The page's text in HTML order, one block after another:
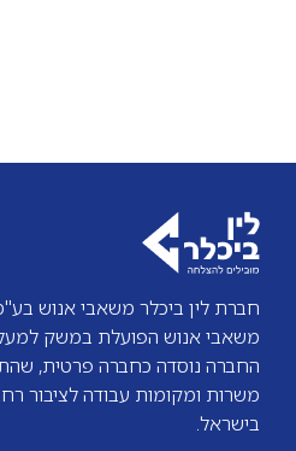
חברת לין ביכלר משאבי אנוש
משאבי אנוש הפועלת במשק
החברה נוסדה כחברה פרטית,
משרות ומקומות עבודה לציבור
בישראל.